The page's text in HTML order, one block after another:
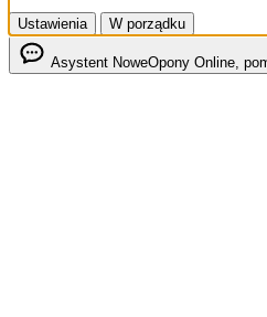
Ustawienia W porządku
Asystent NoweOpony Online,